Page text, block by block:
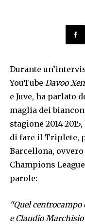
Durante
YouTube Davoo
e Juve, ha parlato
maglia dei
stagione 2014-
di fare il Triplete,
Barcellona,
Champions
parole:
“Quel
e Claudio